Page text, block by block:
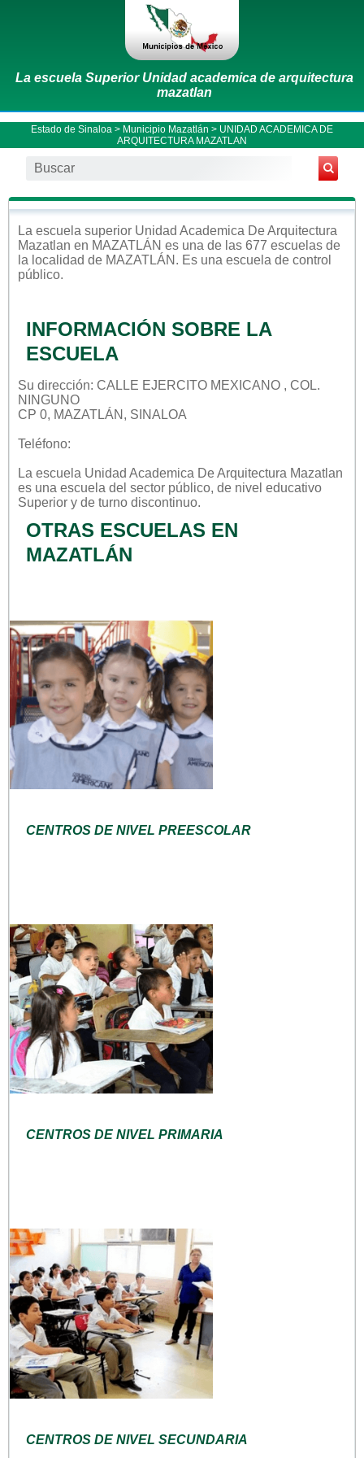
La escuela Superior Unidad academica de arquitectura
mazatlan
Estado de Sinaloa > Municipio Mazatlán > UNIDAD ACADEMICA DE
ARQUITECTURA MAZATLAN
La escuela superior Unidad Academica De Arquitectura
Mazatlan en MAZATLÁN es una de las 677 escuelas de
la localidad de MAZATLÁN . Es una escuela de control
público.
INFORMACIÓN SOBRE LA
ESCUELA
Su dirección: CALLE EJERCITO MEXICANO , COL.
NINGUNO
CP 0, MAZATLÁN, SINALOA
Teléfono:
La escuela Unidad Academica De Arquitectura Mazatlan
es una escuela del sector público, de nivel educativo
Superior y de turno discontinuo.
OTRAS ESCUELAS EN
MAZATLÁN
CENTROS DE NIVEL PREESCOLAR
CENTROS DE NIVEL PRIMARIA
CENTROS DE NIVEL SECUNDARIA